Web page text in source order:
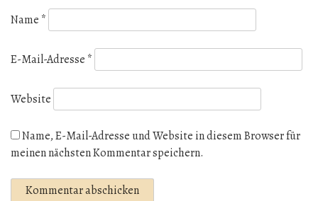
Name *
E-Mail-Adresse *
Website
Name, E-Mail-Adresse und Website in diesem Browser für
meinen nächsten Kommentar speichern.